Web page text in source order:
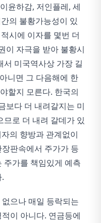
윤하감, 저인플레, 세
의 불황가능성이 있
시에 이자를 몇번 더
이 자극을 받아 불황시
미국역사상 가장 길
니면 그 다음해에 한
할지 모른다. 한국의
보다 더 내려갈지는 미
로 더 내려 갈데가 있
의 향방과 관계없이
판속에서 주가가 등
주가를 책임있게 예측
으나 매일 등락되는
이 아니다. 연금등에